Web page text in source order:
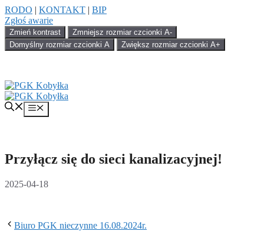
Przejdź
do
treści
RODO | KONTAKT | BIP
Zgłoś awarie
Zmień kontrast Zmniejsz rozmiar czcionki A-
Domyślny rozmiar czcionki A Zwiększ rozmiar czcionki A+
Menu
Przyłącz się do sieci kanalizacyjnej!
2025-04-18
Biuro PGK nieczynne 16.08.2024r.